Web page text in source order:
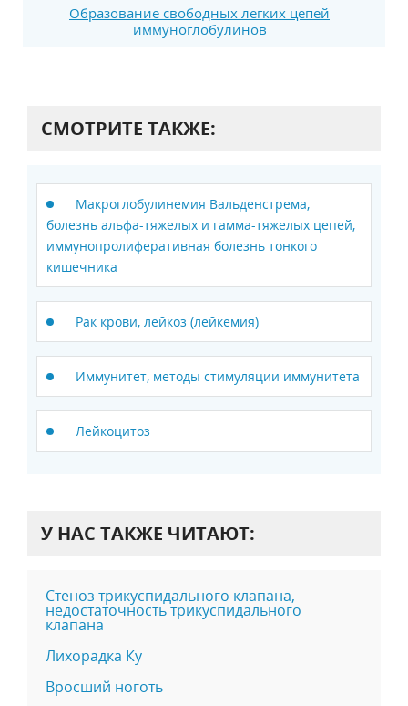
Образование свободных легких цепей
иммуноглобулинов
СМОТРИТЕ ТАКЖЕ:
Макроглобулинемия Вальденстрема,
болезнь альфа-тяжелых и гамма-тяжелых цепей,
иммунопролиферативная болезнь тонкого
кишечника
Рак крови, лейкоз (лейкемия)
Иммунитет, методы стимуляции иммунитета
Лейкоцитоз
У НАС ТАКЖЕ ЧИТАЮТ:
Стеноз трикуспидального клапана,
недостаточность трикуспидального
клапана
Лихорадка Ку
Вросший ноготь